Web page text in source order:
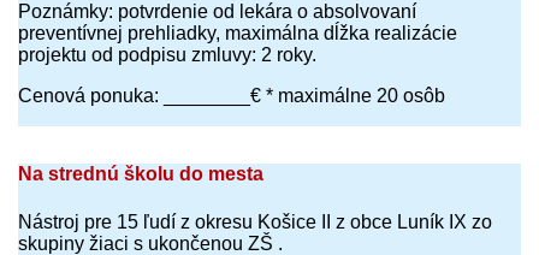
Poznámky: potvrdenie od lekára o absolvovaní
preventívnej prehliadky, maximálna dĺžka realizácie
projektu od podpisu zmluvy: 2 roky.
Cenová ponuka: ________€ * maximálne 20 osôb
Na strednú školu do mesta
Nástroj pre 15 ľudí z okresu Košice II z obce Luník IX zo
skupiny žiaci s ukončenou ZŠ .